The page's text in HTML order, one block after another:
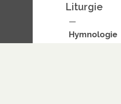
Liturgie
—
Hymnologie